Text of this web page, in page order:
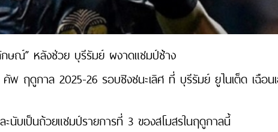
ษณ์” หลังช่วย บุรีรัมย์ ผงาดแชมป์ช้าง
ฤดูกาล 2025-26 รอบชิงชนะเลิศ ที่ บุรีรัมย์ ยูไนเต็ด เฉือน
นับเป็นถ้วยแชมป์รายการที่ 3 ของสโมสรในฤดูกาลนี้